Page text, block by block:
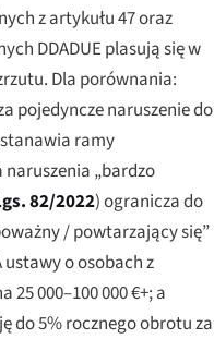
z artykułu 47 oraz
DDADUE plasują się w
Dla porównania:
pojedyncze naruszenie do
ramy
naruszenia „bardzo
82/2022) ogranicza do
/ powtarzający się”
o osobach z
000–100 000 €+; a
do 5% rocznego obrotu za